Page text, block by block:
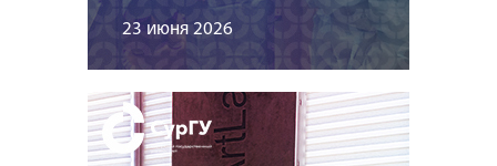
23 июня 2026